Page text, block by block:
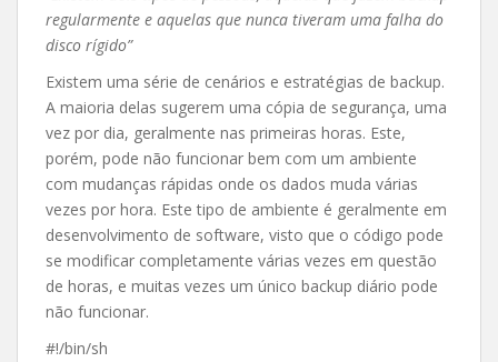
regularmente e aquelas que nunca tiveram uma falha do
disco rígido”
Existem uma série de cenários e estratégias de backup.
A maioria delas sugerem uma cópia de segurança, uma
vez por dia, geralmente nas primeiras horas. Este,
porém, pode não funcionar bem com um ambiente
com mudanças rápidas onde os dados muda várias
vezes por hora. Este tipo de ambiente é geralmente em
desenvolvimento de software, visto que o código pode
se modificar completamente várias vezes em questão
de horas, e muitas vezes um único backup diário pode
não funcionar.
#!/bin/sh